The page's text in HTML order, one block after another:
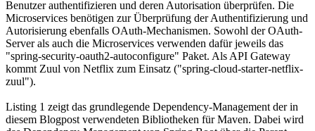
Benutzer authentifizieren und deren Autorisation überprüfen. Die
Microservices benötigen zur Überprüfung der Authentifizierung und
Autorisierung ebenfalls OAuth-Mechanismen. Sowohl der OAuth-
Server als auch die Microservices verwenden dafür jeweils das
"spring-security-oauth2-autoconfigure" Paket. Als API Gateway
kommt Zuul von Netflix zum Einsatz ("spring-cloud-starter-netflix-
zuul").
Listing 1 zeigt das grundlegende Dependency-Management der in
diesem Blogpost verwendeten Bibliotheken für Maven. Dabei wird